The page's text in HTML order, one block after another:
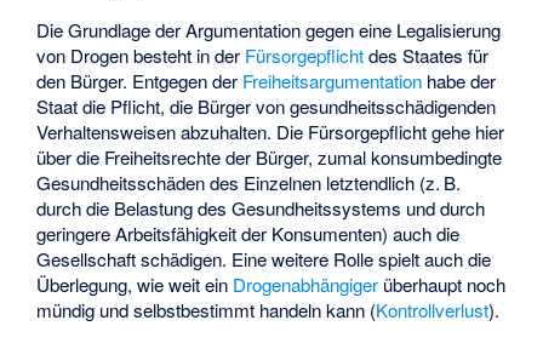
Die Grundlage der Argumentation gegen eine Legalisierung
von Drogen besteht in der Fürsorgepflichtdes Staates für
den Bürger. Entgegen der Freiheitsargumentation habe der
Staat die Pflicht, die Bürger von gesundheitsschädigenden
Verhaltensweisen abzuhalten. Die Fürsorgepflicht gehe hier
über die Freiheitsrechte der Bürger, zumal konsumbedingte
Gesundheitsschäden des Einzelnen letztendlich (z. B.
durch die Belastung des Gesundheitssystems und durch
geringere Arbeitsfähigkeit der Konsumenten) auch die
Gesellschaft schädigen. Eine weitere Rolle spielt auch die
Überlegung, wie weit ein Drogenabhängiger überhaupt noch
mündig und selbstbestimmt handeln kann (Kontrollverlust).